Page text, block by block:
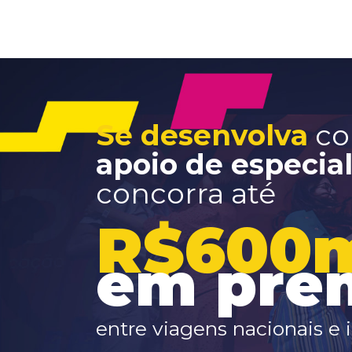
Se desenvolva
apoio de
concorra até
em
entre viagens nacionais e